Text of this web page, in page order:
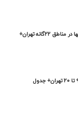
تازه‌ترین قیمت اجاره بها در مناطق ۲۲گانه تهران+